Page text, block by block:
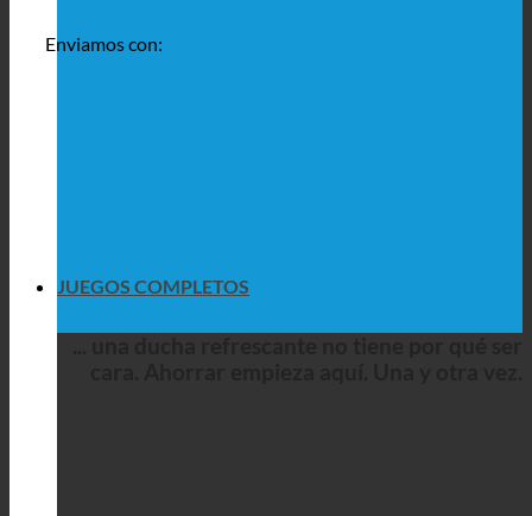
Enviamos con:
JUEGOS COMPLETOS